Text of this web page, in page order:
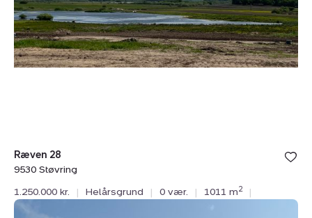
Ræven 28
9530 Støvring
1.250.000 kr.
| Helårsgrund | 0 vær. | 1011 m2 |
Helårsgrund: